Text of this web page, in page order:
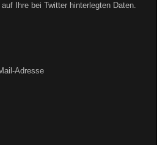
Ihre bei Twitter hinterlegten Daten.
Adresse